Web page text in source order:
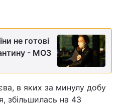
не готові
- МОЗ
в яких за минулу добу
збільшилась на 43